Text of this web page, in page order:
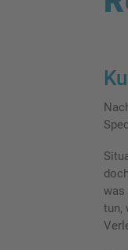
was
tun,